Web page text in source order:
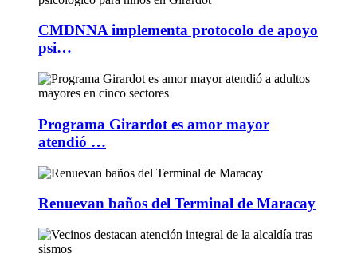
CMDNNA implementa protocolo de apoyo
psi…
Programa Girardot es amor mayor
atendió …
Renuevan baños del Terminal de Maracay